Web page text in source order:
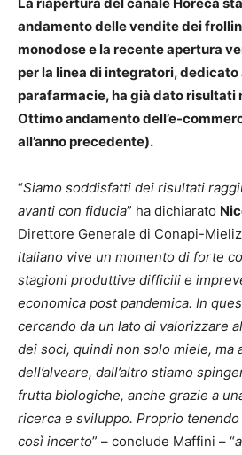
andamento delle vendite dei
monodose e la recente apertura
per la linea di integratori, dedicato
parafarmacie, ha già dato risultati
Ottimo andamento dell’e-
all’anno precedente).
“Siamo soddisfatti dei risultati
avanti con fiducia” ha dichiarato
Direttore Generale di Conapi-
italiano vive un momento di forte
stagioni produttive difficili e
economica post pandemica. In
cercando da un lato di valorizzare
dei soci, quindi non solo miele, ma
dell’alveare, dall’altro stiamo
frutta biologiche, anche grazie a
ricerca e sviluppo. Proprio
così incerto” – conclude Maffini – “